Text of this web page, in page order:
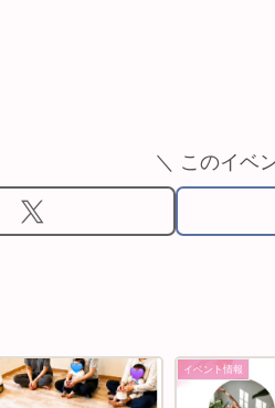
＼ このイベ
イベント情報